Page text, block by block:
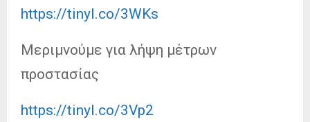
https://tinyl.co/3WKs
Μεριμνούμε για λήψη μέτρων
προστασίας
https://tinyl.co/3Vp2